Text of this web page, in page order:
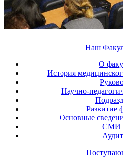
Наш
О
История
Научно-
Развитие
Основные
СМИ